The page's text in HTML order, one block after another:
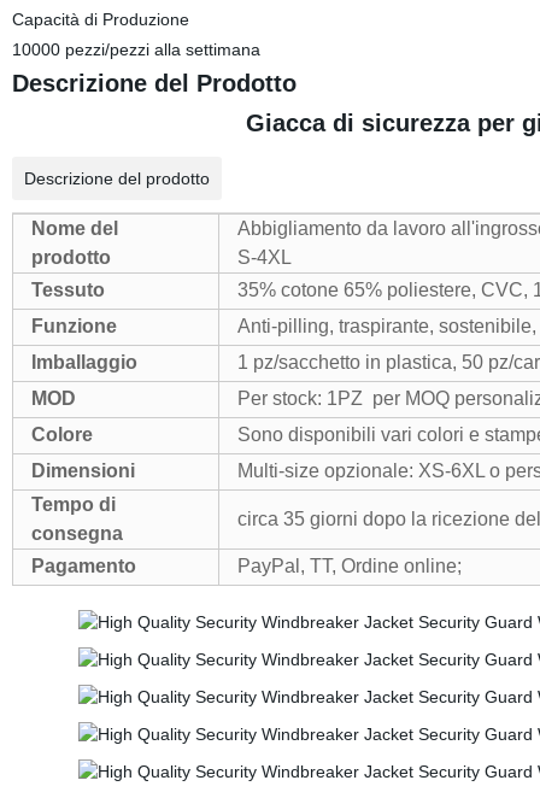
Capacità di Produzione
10000 pezzi/pezzi alla settimana
Descrizione del Prodotto
Giacca di sicurezza per
Descrizione del prodotto
Nome del
prodotto
Abbigliamento da lavoro
S-4XL
Tessuto
35% cotone 65% poliestere, CVC,
Funzione
Anti-pilling, traspirante,
Imballaggio
1 pz/sacchetto in plastica, 50 pz/
MOD
Per stock: 1PZ per MOQ
Colore
Sono disponibili vari colori e
Dimensioni
Multi-size opzionale: XS-6XL o
Tempo di
consegna
circa 35 giorni dopo la ricezione
Pagamento PayPal, TT, Ordine online;